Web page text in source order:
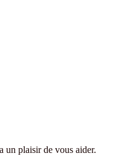
un plaisir de vous aider.